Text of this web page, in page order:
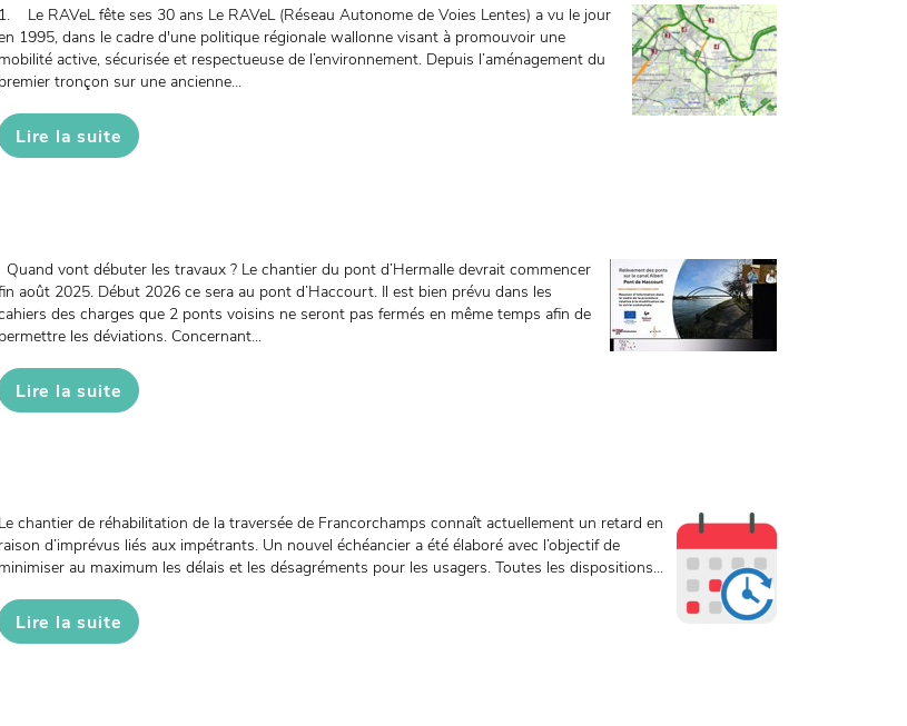
1. Le RAVeL fête ses 30 ans Le RAVeL (Réseau Autonome de Voies Lentes) a vu le jour
1995, dans le cadre d'une politique régionale wallonne visant à promouvoir une
mobilité active, sécurisée et respectueuse de l’environnement. Depuis l’aménagement du
premier tronçon sur une ancienne...
Lire la suite
Quand vont débuter les travaux ? Le chantier du pont d’Hermalle devrait commencer
août 2025. Début 2026 ce sera au pont d’Haccourt. Il est bien prévu dans les
des charges que 2 ponts voisins ne seront pas fermés en même temps afin de
permettre les déviations. Concernant...
Lire la suite
Le chantier de réhabilitation de la traversée de Francorchamps connaît actuellement un retard en
raison d’imprévus liés aux impétrants. Un nouvel échéancier a été élaboré avec l’objectif de
minimiser au maximum les délais et les désagréments pour les usagers. Toutes les dispositions...
Lire la suite